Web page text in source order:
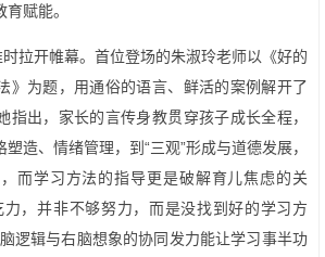
赋能。
拉开帷幕。首位登场的朱淑玲老师以《好的
》为题，用通俗的语言、鲜活的案例解开了
指出，家长的言传身教贯穿孩子成长全程，
造、情绪管理，到“三观”形成与道德发展，
而学习方法的指导更是破解育儿焦虑的关
力，并非不够努力，而是没找到好的学习方
逻辑与右脑想象的协同发力能让学习事半功